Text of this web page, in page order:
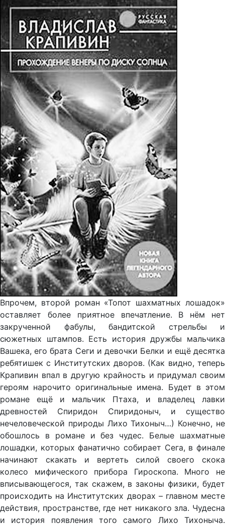
Впрочем, второй роман «Топот шахматных лошадок»
оставляет более приятное впечатление. В нём нет
закрученной фабулы, бандитской стрельбы и
сюжетных штампов. Есть история дружбы мальчика
Вашека, его брата Сеги и девочки Белки и ещё десятка
ребятишек с Институтских дворов. (Как видно, теперь
Крапивин впал в другую крайность и придумал своим
героям нарочито оригинальные имена. Будет в этом
романе ещё и мальчик Птаха, и владелец лавки
древностей Спиридон Спиридоныч, и существо
нечеловеческой природы Лихо Тихоныч…) Конечно, не
обошлось в романе и без чудес. Белые шахматные
лошадки, которых фанатично собирает Сега, в финале
начинают скакать и вертеть силой своего скока
колесо мифического прибора Гироскопа. Много не
вписывающегося, так скажем, в законы физики, будет
происходить на Институтских дворах – главном месте
действия, пространстве, где нет никакого зла. Чудесна
и история появления того самого Лихо Тихоныча.